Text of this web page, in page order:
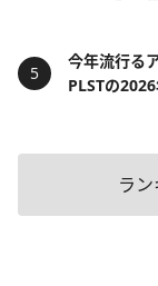
今年流行る
PLSTの
ラ